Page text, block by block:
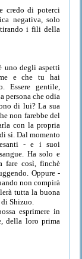
credo di poterci
negativa, solo
tirando i fili della
uno degli aspetti
e che tu hai
Essere gentile,
persona che odia
di lui? La sua
non farebbe del
con la propria
sì. Dal momento
- e i suoi
Ha solo e
fare così, finchè
Oppure -
non compirà
tutta la buona
Shizuo.
esprimere in
della loro prima